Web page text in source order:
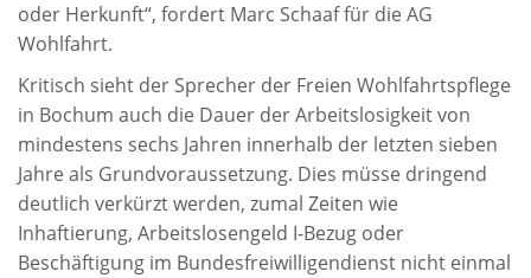
oder Herkunft“, fordert Marc Schaaf für die AG
Wohlfahrt.
Kritisch sieht der Sprecher der Freien Wohlfahrtspflege
in Bochum auch die Dauer der Arbeitslosigkeit von
mindestens sechs Jahren innerhalb der letzten sieben
Jahre als Grundvoraussetzung. Dies müsse dringend
deutlich verkürzt werden, zumal Zeiten wie
Inhaftierung, Arbeitslosengeld I-Bezug oder
Beschäftigung im Bundesfreiwilligendienst nicht einmal